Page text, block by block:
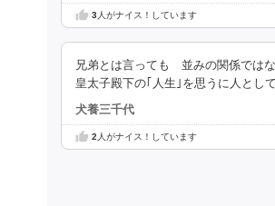
3人がナイス！しています
兄弟とは言っても 並みの関係では
皇太子殿下の｢人生｣を思うに人とし
犬養三千代
2人がナイス！しています